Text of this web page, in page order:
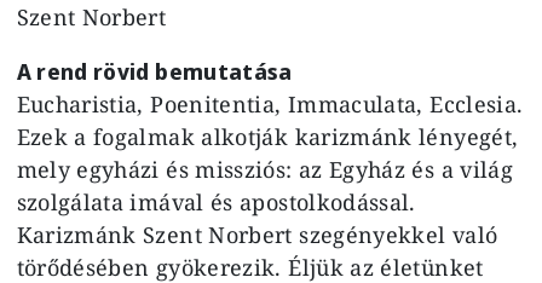
Szent Norbert
A rend rövid bemutatása
Eucharistia, Poenitentia, Immaculata, Ecclesia.
Ezek a fogalmak alkotják karizmánk lényegét,
mely egyházi és missziós: az Egyház és a világ
szolgálata imával és apostolkodással.
Karizmánk Szent Norbert szegényekkel való
törődésében gyökerezik. Éljük az életünket